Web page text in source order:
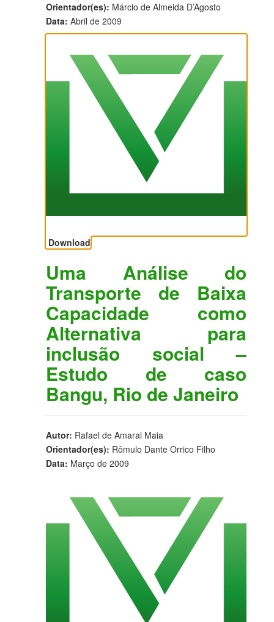
Orientador(es): Márcio de Almeida D’Agosto
Data: Abril de 2009
Download
Uma Análise do
Transporte de Baixa
Capacidade como
Alternativa para
inclusão social –
Estudo de caso
Bangu, Rio de Janeiro
Autor: Rafael de Amaral Maia
Orientador(es): Rômulo Dante Orrico Filho
Data: Março de 2009